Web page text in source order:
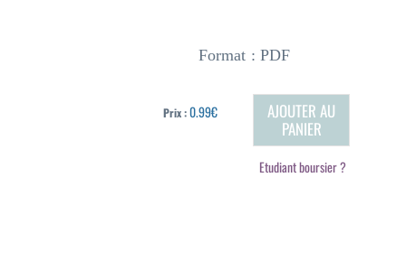
Format : PDF
Prix :0.99€
AJOUTER AU
PANIER
Etudiant boursier ?